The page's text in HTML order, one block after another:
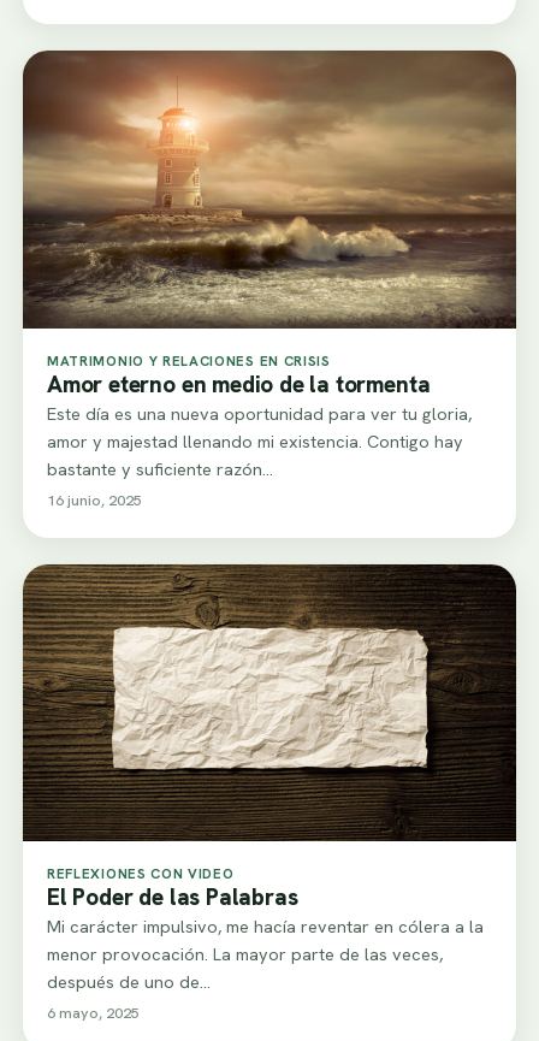
MATRIMONIO Y RELACIONES EN CRISIS
Amor eterno en medio de la tormenta
Este día es una nueva oportunidad para ver tu gloria,
amor y majestad llenando mi existencia. Contigo hay
bastante y suficiente razón…
16 junio, 2025
REFLEXIONES CON VIDEO
El Poder de las Palabras
Mi carácter impulsivo, me hacía reventar en cólera a la
menor provocación. La mayor parte de las veces,
después de uno de…
6 mayo, 2025